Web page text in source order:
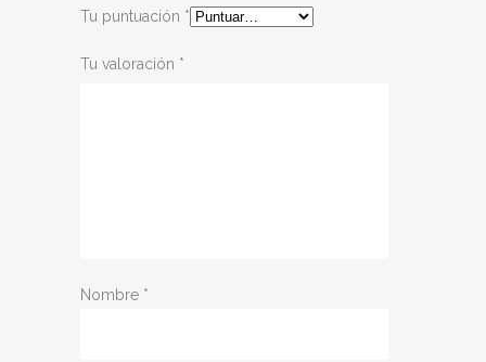
Tu puntuación *
Tu valoración *
Nombre *